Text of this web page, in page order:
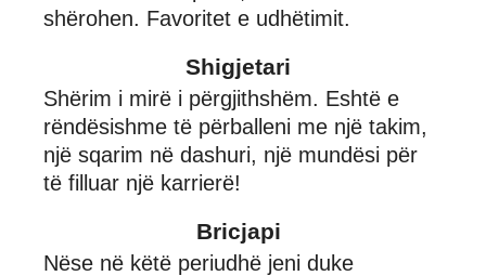
shërohen. Favoritet e udhëtimit.
Shigjetari
Shërim i mirë i përgjithshëm. Eshtë e
rëndësishme të përballeni me një takim,
një sqarim në dashuri, një mundësi për
të filluar një karrierë!
Bricjapi
Nëse në këtë periudhë jeni duke